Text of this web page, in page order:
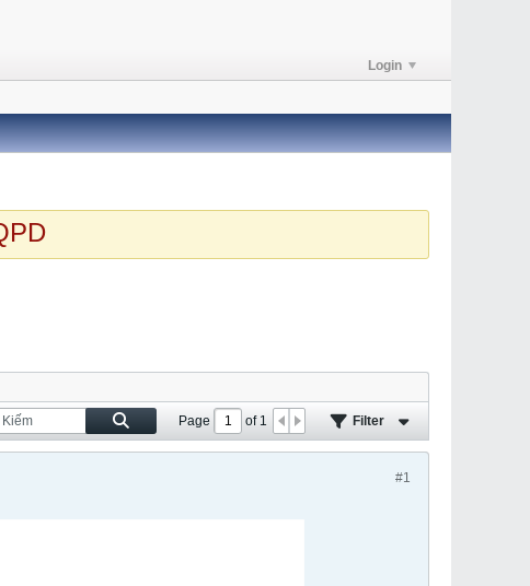
Login
Page of1 Filter
#1